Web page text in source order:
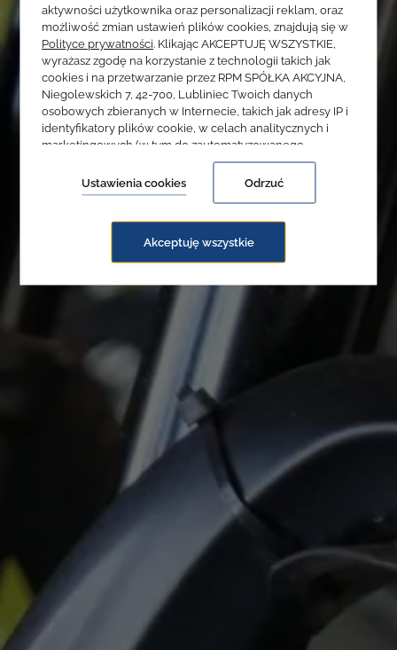
aktywności użytkownika oraz personalizacji reklam, oraz
możliwość zmian ustawień plików cookies, znajdują się w
Polityce prywatności. Klikając AKCEPTUJĘ WSZYSTKIE,
wyrażasz zgodę na korzystanie z technologii takich jak
cookies i na przetwarzanie przez RPM SPÓŁKA AKCYJNA,
Niegolewskich 7, 42-700, Lubliniec Twoich danych
osobowych zbieranych w Internecie, takich jak adresy IP i
identyfikatory plików cookie, w celach analitycznych i
marketingowych (w tym do zautomatyzowanego
dopasowania reklam do Twoich zainteresowań, mierzenia
ich skuteczności oraz przetwarzania danych użytkownika
dla celów analitycznych). Zmiany ustawień plików cookies
ustawieniach
Ustawienia cookies Odrzuć
Akceptuję wszystkie